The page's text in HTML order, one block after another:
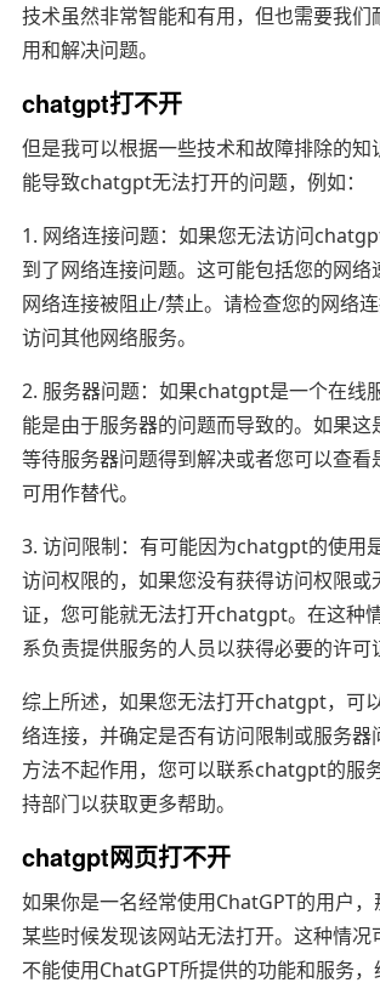
技术虽然非常智能和有用，但也需要我们
用和解决问题。
chatgpt打不开
但是我可以根据一些技术和故障排除的知
能导致chatgpt无法打开的问题，例如：
1. 网络连接问题：如果您无法访问
到了网络连接问题。这可能包括您的网络
网络连接被阻止/禁止。请检查您的网络
访问其他网络服务。
2. 服务器问题：如果chatgpt是一个在线
能是由于服务器的问题而导致的。如果这
等待服务器问题得到解决或者您可以查看
可用作替代。
3. 访问限制：有可能因为chatgpt的使用
访问权限的，如果您没有获得访问权限或
证，您可能就无法打开chatgpt。在这种
系负责提供服务的人员以获得必要的许可
综上所述，如果您无法打开chatgpt，可
络连接，并确定是否有访问限制或服务器
方法不起作用，您可以联系chatgpt的服
持部门以获取更多帮助。
chatgpt网页打不开
如果你是一名经常使用ChatGPT的用户
某些时候发现该网站无法打开。这种情况
不能使用ChatGPT所提供的功能和服务